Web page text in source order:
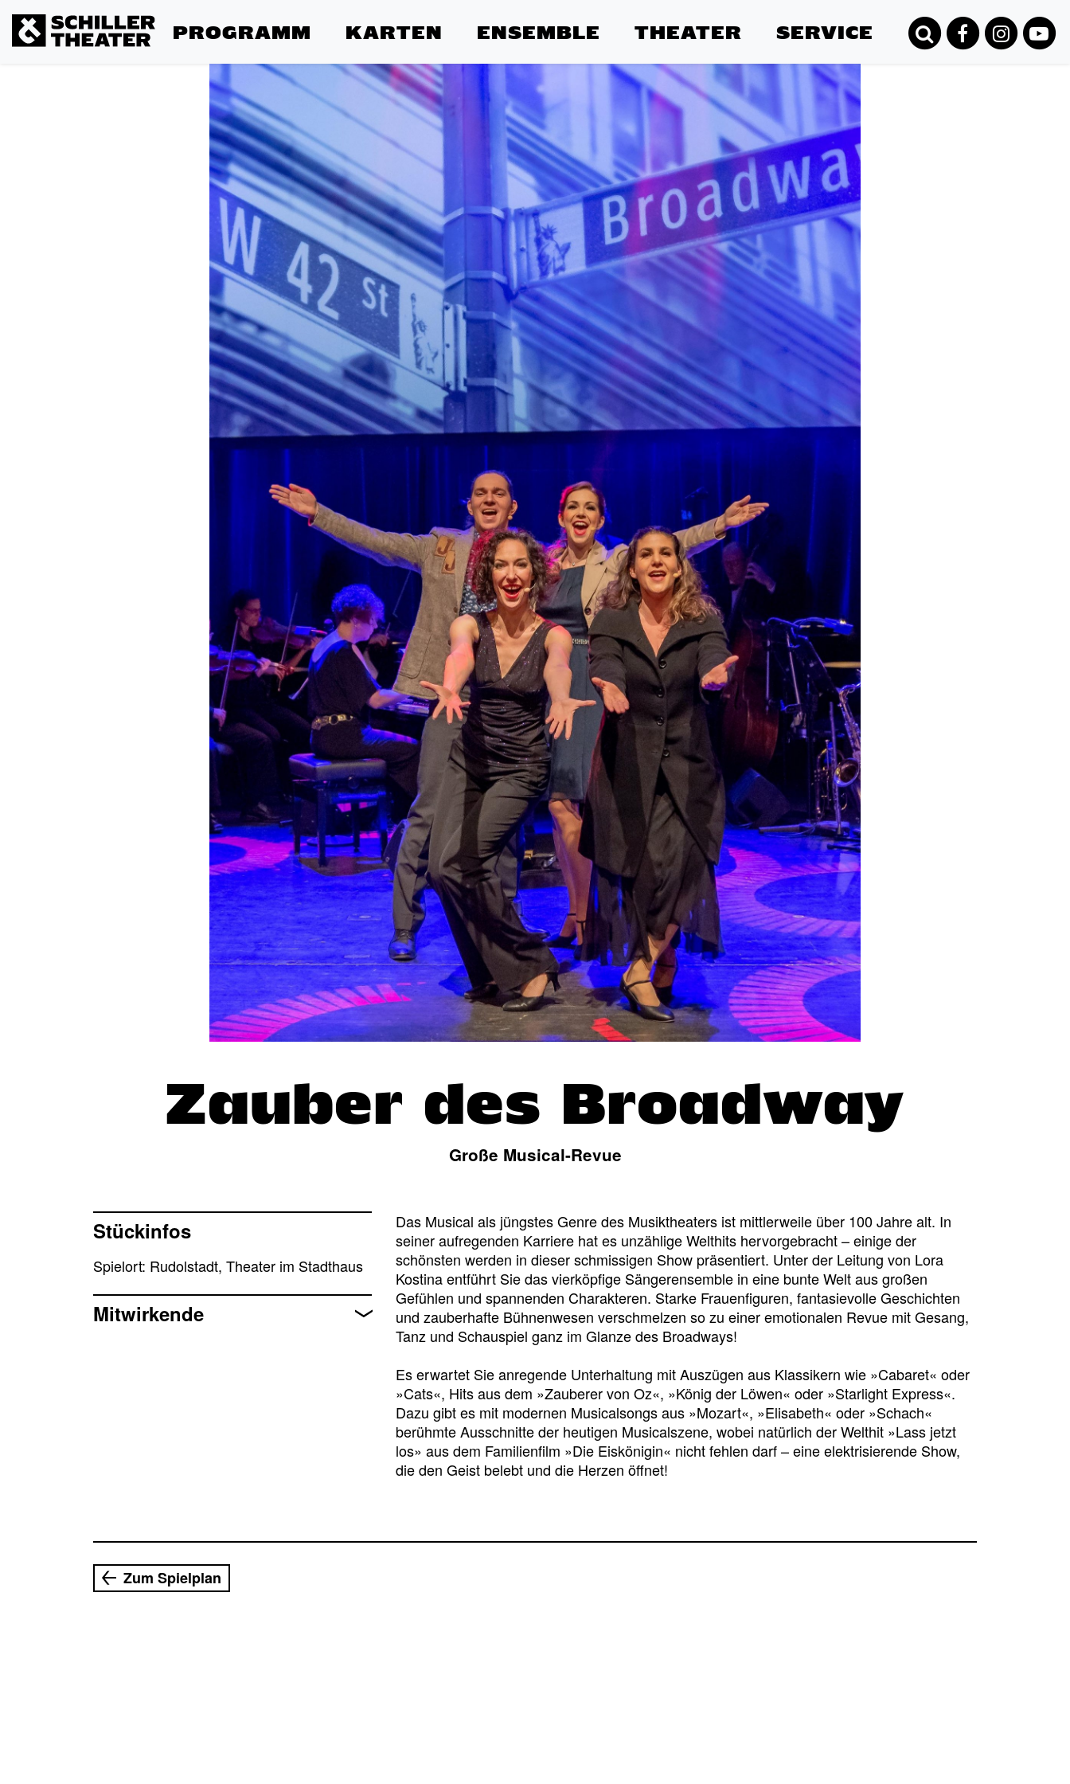
PROGRAMM KARTEN ENSEMBLE THEATER SERVICE
Zauber des Broadway
Große Musical-Revue
Das Musical als jüngstes Genre des Musiktheaters ist mittlerweile über 100 Jahre alt. In
seiner aufregenden Karriere hat es unzählige Welthits hervorgebracht – einige der
schönsten werden in dieser schmissigen Show präsentiert. Unter der Leitung von Lora
Kostina entführt Sie das vierköpfige Sängerensemble in eine bunte Welt aus großen
Gefühlen und spannenden Charakteren. Starke Frauenfiguren, fantasievolle Geschichten
und zauberhafte Bühnenwesen verschmelzen so zu einer emotionalen Revue mit Gesang,
Tanz und Schauspiel ganz im Glanze des Broadways!
Es erwartet Sie anregende Unterhaltung mit Auszügen aus Klassikern wie »Cabaret« oder
»Cats«, Hits aus dem »Zauberer von Oz«, »König der Löwen« oder »Starlight Express«.
Dazu gibt es mit modernen Musicalsongs aus »Mozart«, »Elisabeth« oder »Schach«
berühmte Ausschnitte der heutigen Musicalszene, wobei natürlich der Welthit »Lass jetzt
los» aus dem Familienfilm »Die Eiskönigin« nicht fehlen darf – eine elektrisierende Show,
die den Geist belebt und die Herzen öffnet!
Stückinfos
Spielort: Rudolstadt, Theater im Stadthaus
Mitwirkende
Zum Spielplan